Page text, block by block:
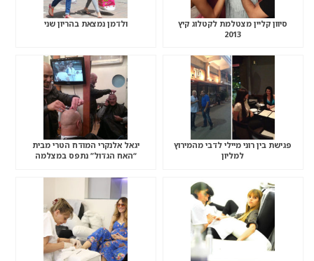
סיוון קליין מצטלמת לקטלוג קיץ
2013
ולדמן נמצאת בהריון שני
פגישת בין רוני מיילי לדבי מהמירוץ
למליון
יגאל אלנקרי המודח הטרי מבית
“האח הגדול” נתפס במצלמה